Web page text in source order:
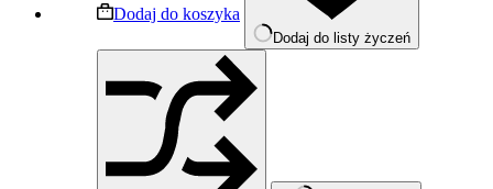
Dodaj do koszyka
Dodaj do listy życzeń